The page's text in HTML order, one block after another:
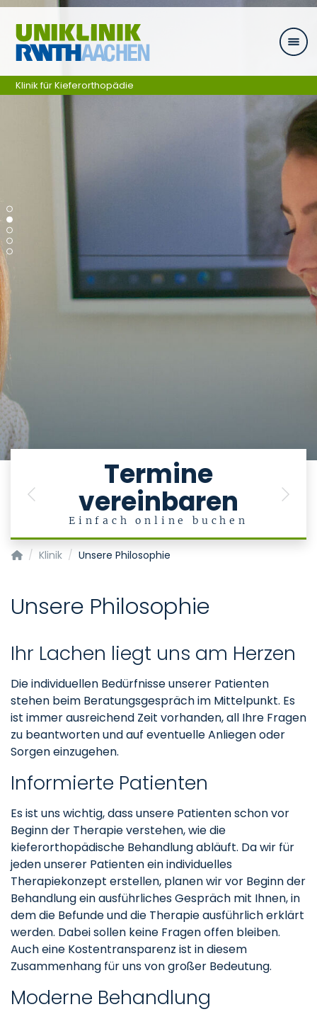
Zum Inhalt springen
Termine
vereinbaren
Einfach online buchen
Previous Next
Klinik für Kieferorthopädie
Klinik für Kieferorthopädie
Klinik Unsere Philosophie
Unsere Philosophie
Ihr Lachen liegt uns am Herzen
Die individuellen Bedürfnisse unserer Patienten
stehen beim Beratungsgespräch im Mittelpunkt. Es
ist immer ausreichend Zeit vorhanden, all Ihre Fragen
zu beantworten und auf eventuelle Anliegen oder
Sorgen einzugehen.
Informierte Patienten
Es ist uns wichtig, dass unsere Patienten schon vor
Beginn der Therapie verstehen, wie die
kieferorthopädische Behandlung abläuft. Da wir für
jeden unserer Patienten ein individuelles
Therapiekonzept erstellen, planen wir vor Beginn der
Behandlung ein ausführliches Gespräch mit Ihnen, in
dem die Befunde und die Therapie ausführlich erklärt
werden. Dabei sollen keine Fragen offen bleiben.
Auch eine Kostentransparenz ist in diesem
Zusammenhang für uns von großer Bedeutung.
Moderne Behandlung